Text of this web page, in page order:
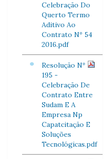
Celebração Do
Querto Termo
Aditivo Ao
Contrato Nº 54
2016.pdf
Resolução Nº
195 -
Celebração De
Contrato Entre
Sudam E A
Empresa Np
Capatcitação E
Soluções
Tecnológicas.pdf